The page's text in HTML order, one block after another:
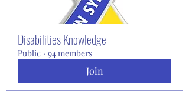
Disabilities Knowledge
Public · 94 members
Join